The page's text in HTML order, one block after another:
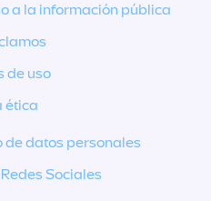
a la información pública
de uso
ética
datos personales
Sociales